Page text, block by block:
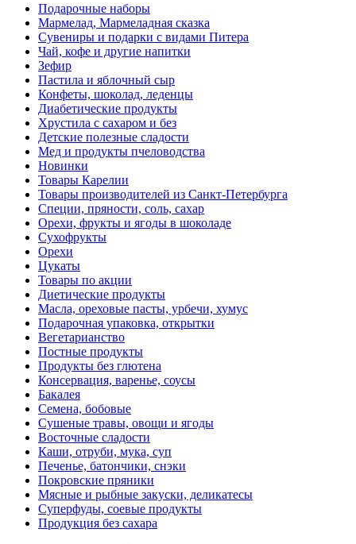
Подарочные наборы
Мармелад, Мармеладная сказка
Сувениры и подарки с видами Питера
Чай, кофе и другие напитки
Зефир
Пастила и яблочный сыр
Конфеты, шоколад, леденцы
Диабетические продукты
Хрустила с сахаром и без
Детские полезные сладости
Мед и продукты пчеловодства
Новинки
Товары Карелии
Товары производителей из Санкт-Петербурга
Специи, пряности, соль, сахар
Орехи, фрукты и ягоды в шоколаде
Сухофрукты
Орехи
Цукаты
Товары по акции
Диетические продукты
Масла, ореховые пасты, урбечи, хумус
Подарочная упаковка, открытки
Вегетарианство
Постные продукты
Продукты без глютена
Консервация, варенье, соусы
Бакалея
Семена, бобовые
Сушеные травы, овощи и ягоды
Восточные сладости
Каши, отруби, мука, суп
Печенье, батончики, снэки
Покровские пряники
Мясные и рыбные закуски, деликатесы
Суперфуды, соевые продукты
Продукция без сахара